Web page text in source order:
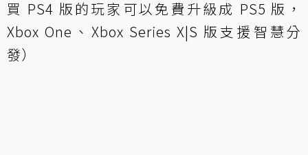
買 PS4 版的玩家可以免費升級成 PS5 版，
Xbox One、Xbox Series X|S 版支援智慧分
發）